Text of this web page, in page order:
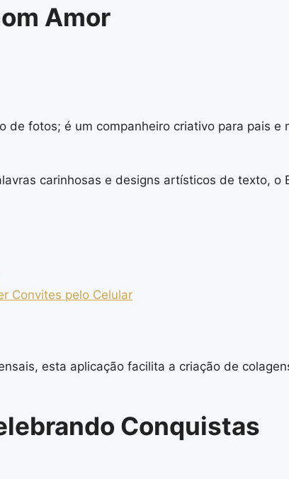
Amor
de fotos; é um companheiro criativo para pais
carinhosas e designs artísticos de texto, o
Convites pelo Celular
esta aplicação facilita a criação de
Conquistas